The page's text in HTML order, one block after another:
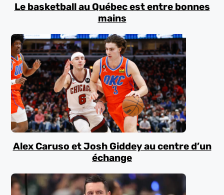
Le basketball au Québec est entre bonnes
mains
Alex Caruso et Josh Giddey au centre d’un
échange